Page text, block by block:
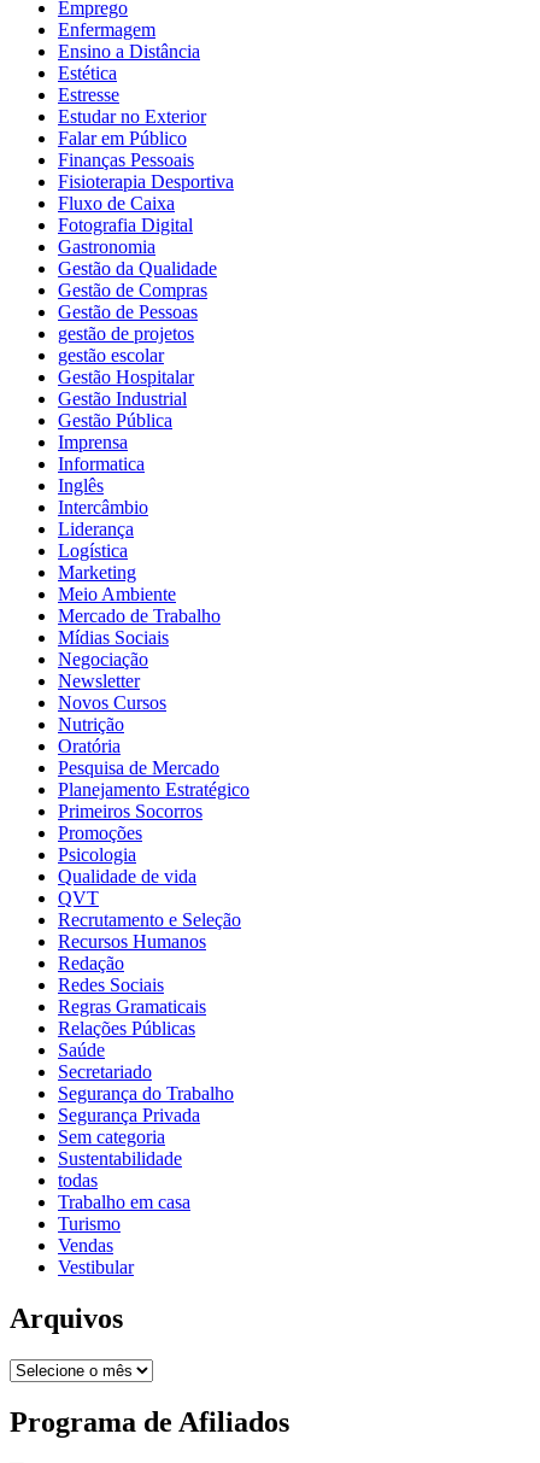
Emprego
Enfermagem
Ensino a Distância
Estética
Estresse
Estudar no Exterior
Falar em Público
Finanças Pessoais
Fisioterapia Desportiva
Fluxo de Caixa
Fotografia Digital
Gastronomia
Gestão da Qualidade
Gestão de Compras
Gestão de Pessoas
gestão de projetos
gestão escolar
Gestão Hospitalar
Gestão Industrial
Gestão Pública
Imprensa
Informatica
Inglês
Intercâmbio
Liderança
Logística
Marketing
Meio Ambiente
Mercado de Trabalho
Mídias Sociais
Negociação
Newsletter
Novos Cursos
Nutrição
Oratória
Pesquisa de Mercado
Planejamento Estratégico
Primeiros Socorros
Promoções
Psicologia
Qualidade de vida
QVT
Recrutamento e Seleção
Recursos Humanos
Redação
Redes Sociais
Regras Gramaticais
Relações Públicas
Saúde
Secretariado
Segurança do Trabalho
Segurança Privada
Sem categoria
Sustentabilidade
todas
Trabalho em casa
Turismo
Vendas
Vestibular
Arquivos
Programa de Afiliados